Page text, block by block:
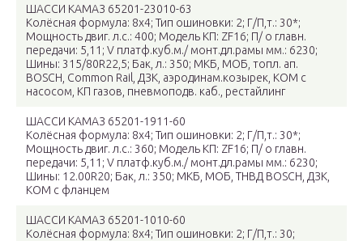
ШАССИ КАМАЗ 65201-23010-63
Колёсная формула: 8х4; Тип ошиновки: 2; Г/П,т.: 30*;
Мощность двиг. л.с.: 400; Модель КП: ZF16; П/ о главн.
передачи: 5,11; V платф.куб.м./ монт.дл.рамы мм.: 6230;
Шины: 315/80R22,5; Бак, л.: 350; МКБ, МОБ, топл. ап.
BOSCH, Common Rail, ДЗК, аэродинам.козырек, КОМ c
насосом, КП газов, пневмоподв. каб., рестайлинг
ШАССИ КАМАЗ 65201-1911-60
Колёсная формула: 8х4; Тип ошиновки: 2; Г/П,т.: 30*;
Мощность двиг. л.с.: 360; Модель КП: ZF16; П/ о главн.
передачи: 5,11; V платф.куб.м./ монт.дл.рамы мм.: 6230;
Шины: 12.00R20; Бак, л.: 350; МКБ, МОБ, ТНВД BOSCH, ДЗК,
КОМ c фланцем
ШАССИ КАМАЗ 65201-1010-60
Колёсная формула: 8х4; Тип ошиновки: 2; Г/П,т.: 30;